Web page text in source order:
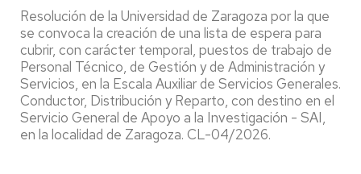
CL-
04/2026.
Creación
listas
espera
PTGAS.
Escala
Auxiliar
Resolución de la Universidad de Zaragoza por la que
se convoca la creación de una lista de espera para
cubrir, con carácter temporal, puestos de trabajo de
Personal Técnico, de Gestión y de Administración y
Servicios, en la Escala Auxiliar de Servicios Generales.
Conductor, Distribución y Reparto, con destino en el
Servicio General de Apoyo a la Investigación - SAI,
en la localidad de Zaragoza. CL-04/2026.